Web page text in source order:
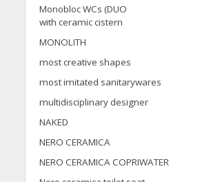
Monobloc WCs (DUO
with ceramic cistern
MONOLITH
most creative shapes
most imitated sanitarywares
multidisciplinary designer
NAKED
NERO CERAMICA
NERO CERAMICA COPRIWATER